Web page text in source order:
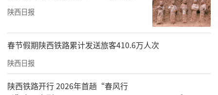
陕西日报
春节假期陕西铁路累计发送旅客410.6万人次
陕西日报
陕西铁路开行 2026年首趟“春风行